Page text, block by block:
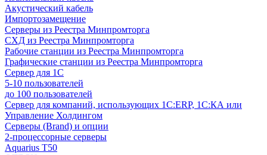
Акустический кабель
Импортозамещение
Серверы из Реестра Минпромторга
СХД из Реестра Минпромторга
Рабочие станции из Реестра Минпромторга
Графические станции из Реестра Минпромторга
Сервер для 1С
5-10 пользователей
до 100 пользователей
Сервер для компаний, использующих 1C:ERP, 1С:КА или
Управление Холдингом
Серверы (Brand) и опции
2-процессорные серверы
Aquarius T50